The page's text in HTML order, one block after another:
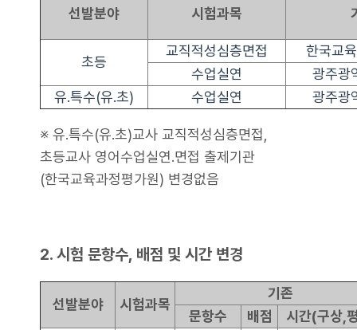
선발분야 시험과목
초등
교직적성심층면접
한국교
수업실연
광주광
유․특수(유․초)
수업실연 광주광
※ 유․특수(유․초)교사 교직적성심층면접,
초등교사 영어수업실연․면접 출제기관
(한국교육과정평가원) 변경없음
2. 시험 문항수, 배점 및 시간 변경
선발분야 시험과목
기존
문항수
배점 시간(구상,